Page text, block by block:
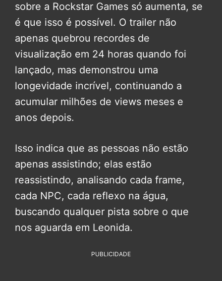
sobre a Rockstar Games só aumenta, se
é que isso é possível. O trailer não
apenas quebrou recordes de
visualização em 24 horas quando foi
lançado, mas demonstrou uma
longevidade incrível, continuando a
acumular milhões de views meses e
anos depois.
Isso indica que as pessoas não estão
apenas assistindo; elas estão
reassistindo, analisando cada frame,
cada NPC, cada reflexo na água,
buscando qualquer pista sobre o que
nos aguarda em Leonida.
PUBLICIDADE